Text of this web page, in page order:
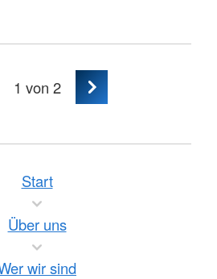
1 von 2
Start
Über uns
wir sind